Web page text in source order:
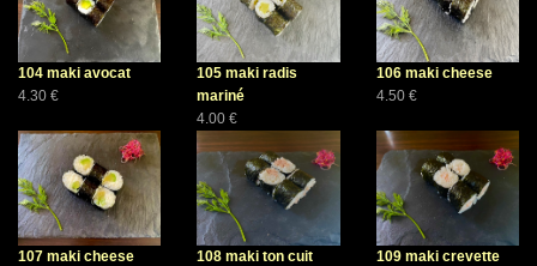
104 maki avocat
4.30 €
105 maki radis
mariné
4.00 €
106 maki cheese
4.50 €
107 maki cheese
108 maki ton cuit
109 maki crevette